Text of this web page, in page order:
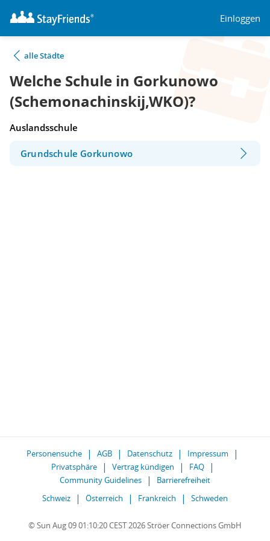
Einloggen
alle Städte
Welche Schule in Gorkunowo
(Schemonachinskij,WKO)?
Auslandsschule
Grundschule Gorkunowo
Personensuche AGB Datenschutz
Impressum
Privatsphäre
Vertrag kündigen
FAQ
Community Guidelines
Barrierefreiheit
Schweiz
Österreich Frankreich Schweden
© Sun Aug 09 01:10:20 CEST 2026 Ströer Connections GmbH